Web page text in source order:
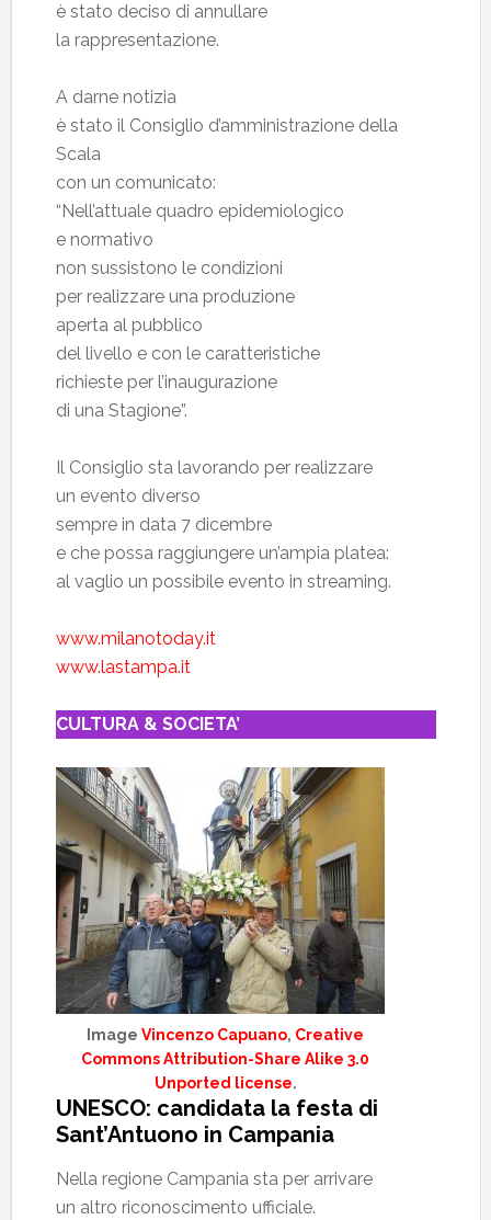
è stato deciso di annullare
la rappresentazione.
A darne notizia
è stato il Consiglio d’amministrazione della
Scala
con un comunicato:
“Nell’attuale quadro epidemiologico
e normativo
non sussistono le condizioni
per realizzare una produzione
aperta al pubblico
del livello e con le caratteristiche
richieste per l’inaugurazione
di una Stagione”.
Il Consiglio sta lavorando per realizzare
un evento diverso
sempre in data 7 dicembre
e che possa raggiungere un’ampia platea:
al vaglio un possibile evento in streaming.
www.milanotoday.it
www.lastampa.it
CULTURA & SOCIETA’
ImageVincenzo Capuano, Creative
Commons Attribution-Share Alike 3.0
Unported license.
UNESCO: candidata la festa di
Sant’Antuono in Campania
Nella regione Campania sta per arrivare
un altro riconoscimento ufficiale.